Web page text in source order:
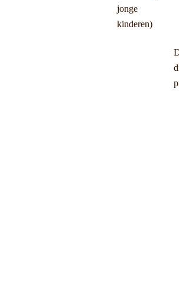
jonge
kinderen)